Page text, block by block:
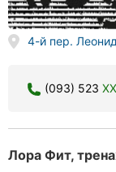
4-й пер.
(093) 523
Лора Фит,